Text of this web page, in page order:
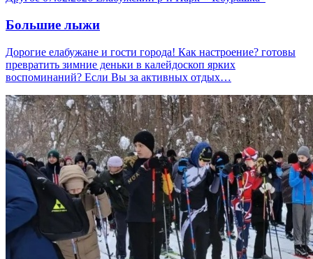
Большие лыжи
Дорогие елабужане и гости города! Как настроение? готовы
превратить зимние деньки в калейдоскоп ярких
воспоминаний? Если Вы за активных отдых…